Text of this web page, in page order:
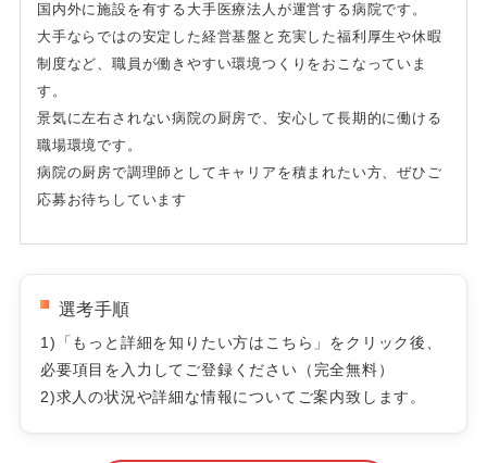
国内外に施設を有する大手医療法人が運営する病院です。
大手ならではの安定した経営基盤と充実した福利厚生や休暇
制度など、職員が働きやすい環境つくりをおこなっていま
す。
景気に左右されない病院の厨房で、安心して長期的に働ける
職場環境です。
病院の厨房で調理師としてキャリアを積まれたい方、ぜひご
応募お待ちしています
選考手順
1)「もっと詳細を知りたい方はこちら」をクリック後、
必要項目を入力してご登録ください（完全無料）
2)求人の状況や詳細な情報についてご案内致します。